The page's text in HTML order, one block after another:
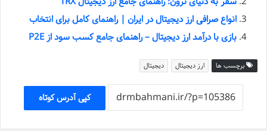
انواع صرافی ارز دیجیتال در ایران | راهنمای کامل برای انتخاب
بازی با درآمد ارز دیجیتال – راهنمای جامع کسب سود از P2E
برچسب ها ارز دیجیتال دیجیتال
کپی آدرس کوتاه